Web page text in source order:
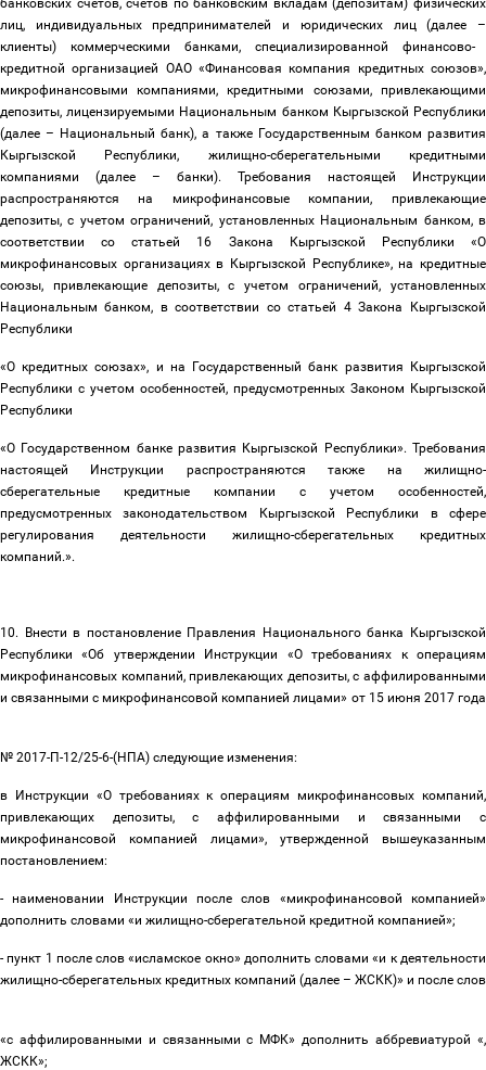
банковских счетов, счетов по банковским вкладам (депозитам) физических
лиц, индивидуальных предпринимателей и юридических лиц (далее –
клиенты) коммерческими банками, специализированной финансово-
кредитной организацией ОАО «Финансовая компания кредитных союзов»,
микрофинансовыми компаниями, кредитными союзами, привлекающими
депозиты, лицензируемыми Национальным банком Кыргызской Республики
(далее – Национальный банк), а также Государственным банком развития
Кыргызской Республики, жилищно-сберегательными кредитными
компаниями (далее – банки). Требования настоящей Инструкции
распространяются на микрофинансовые компании, привлекающие
депозиты, с учетом ограничений, установленных Национальным банком, в
соответствии со статьей 16 Закона Кыргызской Республики «О
микрофинансовых организациях в Кыргызской Республике», на кредитные
союзы, привлекающие депозиты, с учетом ограничений, установленных
Национальным банком, в соответствии со статьей 4 Закона Кыргызской
Республики
«О кредитных союзах», и на Государственный банк развития Кыргызской
Республики с учетом особенностей, предусмотренных Законом Кыргызской
Республики
«О Государственном банке развития Кыргызской Республики». Требования
настоящей Инструкции распространяются
также на жилищно-
сберегательные кредитные компании с учетом особенностей,
предусмотренных законодательством Кыргызской Республики в сфере
регулирования деятельности жилищно-сберегательных кредитных
компаний.».
10. Внести в постановление Правления Национального банка Кыргызской
Республики «Об утверждении Инструкции «О требованиях к операциям
микрофинансовых компаний, привлекающих депозиты, с аффилированными
и связанными с микрофинансовой компанией лицами» от 15 июня 2017 года
№ 2017-П-12/25-6-(НПА) следующие изменения:
в Инструкции «О требованиях к операциям микрофинансовых компаний,
привлекающих депозиты, с аффилированными и связанными с
микрофинансовой компанией лицами», утвержденной вышеуказанным
постановлением:
- наименовании Инструкции после слов «микрофинансовой компанией»
дополнить словами «и жилищно-сберегательной кредитной компанией»;
- пункт 1 после слов «исламское окно» дополнить словами «и к деятельности
жилищно-сберегательных кредитных компаний (далее – ЖСКК)» и после слов
«с аффилированными и связанными с МФК» дополнить аббревиатурой «,
ЖСКК»;